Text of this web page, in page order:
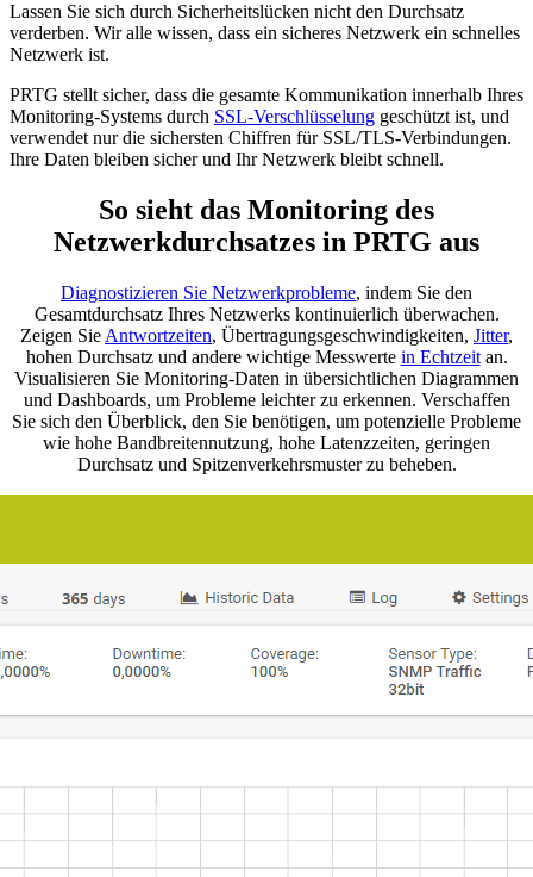
Lassen Sie sich durch Sicherheitslücken nicht den Durchsatz
verderben. Wir alle wissen, dass ein sicheres Netzwerk ein schnelles
Netzwerk ist.
PRTG stellt sicher, dass die gesamte Kommunikation innerhalb Ihres
Monitoring-Systems durch SSL-Verschlüsselung geschützt ist, und
verwendet nur die sichersten Chiffren für SSL/TLS-Verbindungen.
Ihre Daten bleiben sicher und Ihr Netzwerk bleibt schnell.
So sieht das Monitoring des
Netzwerkdurchsatzes in PRTG aus
Diagnostizieren Sie Netzwerkprobleme, indem Sie den
Gesamtdurchsatz Ihres Netzwerks kontinuierlich überwachen.
Zeigen Sie Antwortzeiten, Übertragungsgeschwindigkeiten, Jitter,
hohen Durchsatz und andere wichtige Messwerte in Echtzeitan.
Visualisieren Sie Monitoring-Daten in übersichtlichen Diagrammen
und Dashboards, um Probleme leichter zu erkennen. Verschaffen
Sie sich den Überblick, den Sie benötigen, um potenzielle Probleme
wie hohe Bandbreitennutzung, hohe Latenzzeiten, geringen
Durchsatz und Spitzenverkehrsmuster zu beheben.